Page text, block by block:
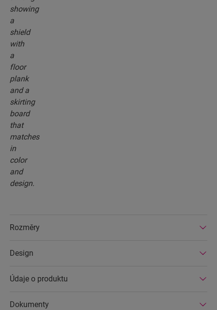
Rozměry
Design
Údaje o produktu
Dokumenty